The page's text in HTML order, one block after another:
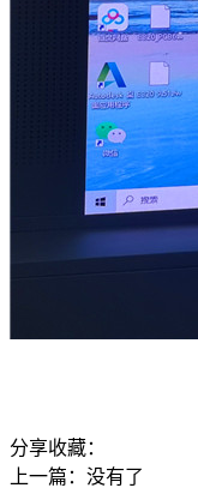
分享收藏：
上一篇：没有了